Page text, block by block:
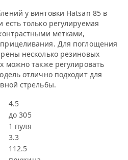
у винтовки Hatsan 85 в
только регулируемая
метками,
Для поглощения
несколько резиновых
можно также регулировать
отлично подходит для
стрельбы.
4.5
до 305
1 пуля
3.3
112.5